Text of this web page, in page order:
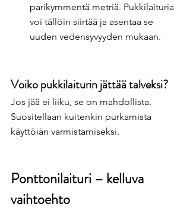
parikymmentä metriä. Pukkilaituria
voi tällöin siirtää ja asentaa se
uuden vedensyvyyden mukaan.
Voiko pukkilaiturin jättää talveksi?
Jos jää ei liiku, se on mahdollista.
Suositellaan kuitenkin purkamista
käyttöiän varmistamiseksi.
Ponttonilaituri – kelluva
vaihtoehto